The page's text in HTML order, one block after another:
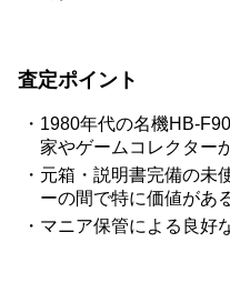
査定ポイント
1980年代の名機HB-
家やゲームコレクター
元箱・説明書完備の未
ーの間で特に価値があ
マニア保管による良好